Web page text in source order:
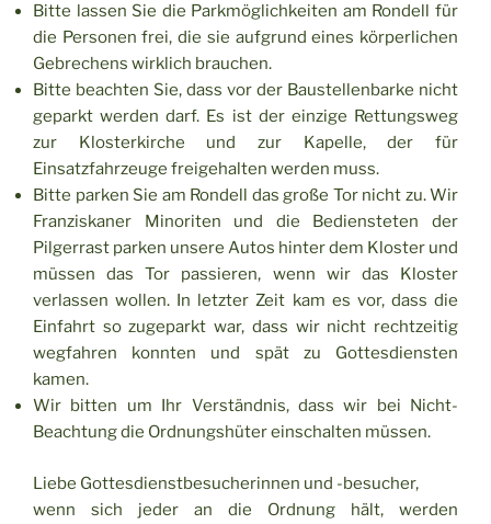
Bitte lassen Sie die Parkmöglichkeiten am Rondell für
die Personen frei, die sie aufgrund eines körperlichen
Gebrechens wirklich brauchen.
Bitte beachten Sie, dass vor der Baustellenbarke nicht
geparkt werden darf. Es ist der einzige Rettungsweg
zur Klosterkirche und zur Kapelle, der für
Einsatzfahrzeuge freigehalten werden muss.
Bitte parken Sie am Rondell das große Tor nicht zu. Wir
Franziskaner Minoriten und die Bediensteten der
Pilgerrast parken unsere Autos hinter dem Kloster und
müssen das Tor passieren, wenn wir das Kloster
verlassen wollen. In letzter Zeit kam es vor, dass die
Einfahrt so zugeparkt war, dass wir nicht rechtzeitig
wegfahren konnten und spät zu Gottesdiensten
kamen.
Wir bitten um Ihr Verständnis, dass wir bei Nicht-
Beachtung die Ordnungshüter einschalten müssen.
Liebe Gottesdienstbesucherinnen und -besucher,
wenn sich jeder an die Ordnung hält, werden